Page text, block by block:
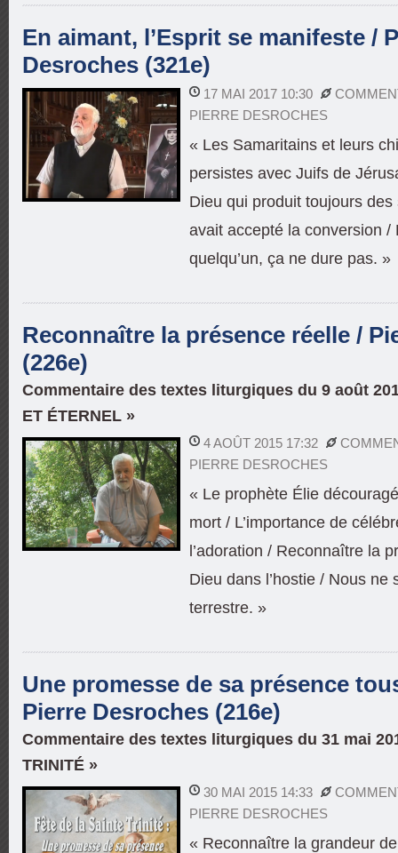
En aimant, l’Esprit se manifeste /
Desroches (321e)
17 MAI 2017 10:30
PIERRE DESROCHES
« Les Samaritains et leurs
persistes avec Juifs de
Dieu qui produit toujours
avait accepté la conversion /
quelqu’un, ça ne dure pas. »
Reconnaître la présence réelle /
(226e)
Commentaire des textes liturgiques du 9 août
ET ÉTERNEL »
4 AOÛT 2015 17:32
PIERRE DESROCHES
« Le prophète Élie
mort / L’importance de
l’adoration / Reconnaître la
Dieu dans l’hostie / Nous ne
terrestre. »
Une promesse de sa présence
Pierre Desroches (216e)
Commentaire des textes liturgiques du 31 mai
TRINITÉ »
30 MAI 2015 14:33
PIERRE DESROCHES
« Reconnaître la grandeur